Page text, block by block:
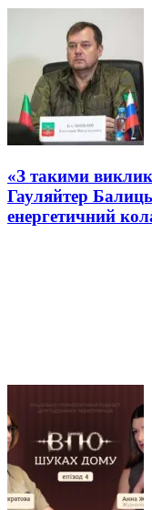
«З такими
Гауляйтер
енергетичний